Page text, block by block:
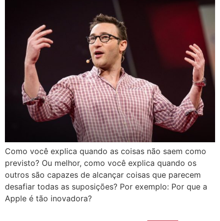
Como você explica quando as coisas não saem como
previsto? Ou melhor, como você explica quando os
outros são capazes de alcançar coisas que parecem
desafiar todas as suposições? Por exemplo: Por que a
Apple é tão inovadora?